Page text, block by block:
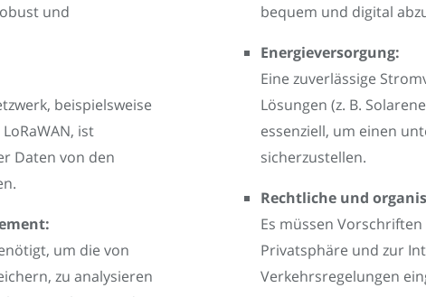
und
beispielsweise
ist
Daten von den
um die von
zu analysieren
bequem und digital
Energieversorgung:
Eine zuverlässige
Lösungen (z. B.
essenziell, um einen
sicherzustellen.
Rechtliche und
Es müssen
Privatsphäre und zur
Verkehrsregelungen